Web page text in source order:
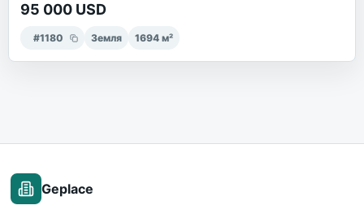
95 000 USD
#1180 Земля 1694 м²
Geplace